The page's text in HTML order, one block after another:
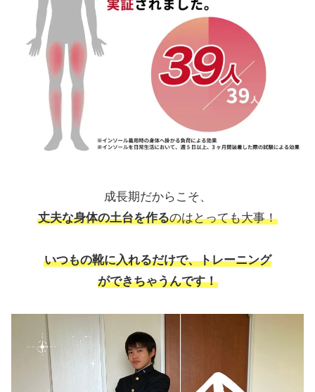
成長期だからこそ、
丈夫な身体の土台を作るのはとっても大事！
いつもの靴に入れるだけで、トレーニング
ができちゃうんです！